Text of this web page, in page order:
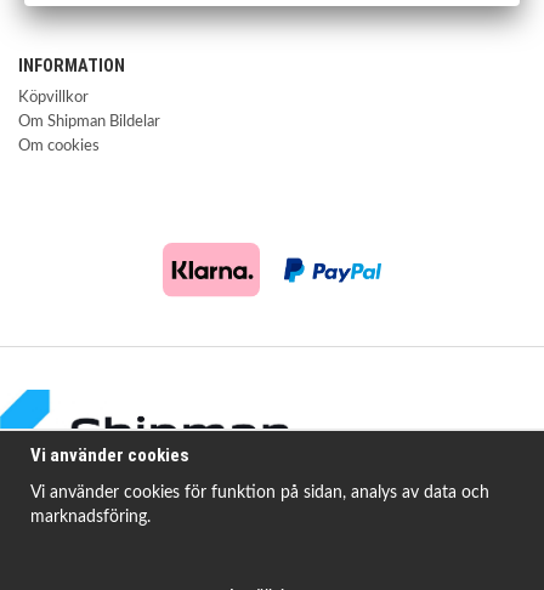
INFORMATION
Köpvillkor
Om Shipman Bildelar
Om cookies
Vi använder cookies
Vi använder cookies för funktion på sidan, analys av data och
marknadsföring.